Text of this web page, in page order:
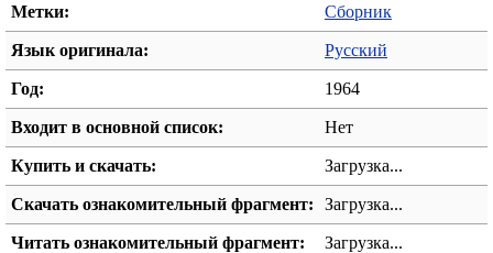
Метки: Сборник
Язык оригинала: Русский
Год: 1964
Входит в основной список: Нет
Купить и скачать: Загрузка...
Скачать ознакомительный фрагмент: Загрузка...
Читать ознакомительный фрагмент: Загрузка...